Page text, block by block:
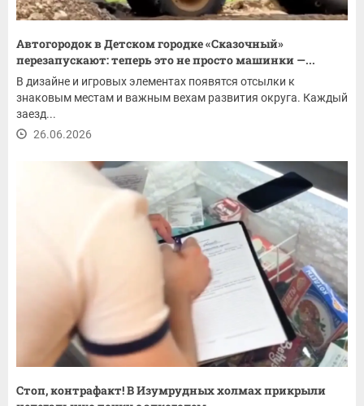
Автогородок в Детском городке «Сказочный»
перезапускают: теперь это не просто машинки —...
В дизайне и игровых элементах появятся отсылки к
знаковым местам и важным вехам развития округа. Каждый
заезд...
26.06.2026
Стоп, контрафакт! В Изумрудных холмах прикрыли